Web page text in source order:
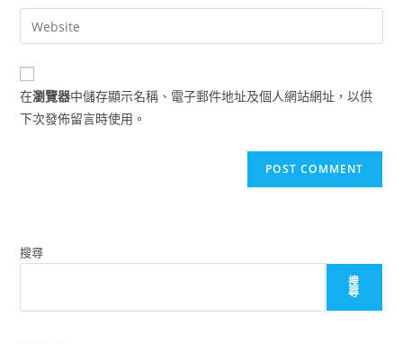
comment
email
address
comment
Enter
your
website
URL
(optional)
在瀏覽器中儲存顯示名稱、電子郵件地址及個人網站網址，以供
下次發佈留言時使用。
搜尋
搜
尋